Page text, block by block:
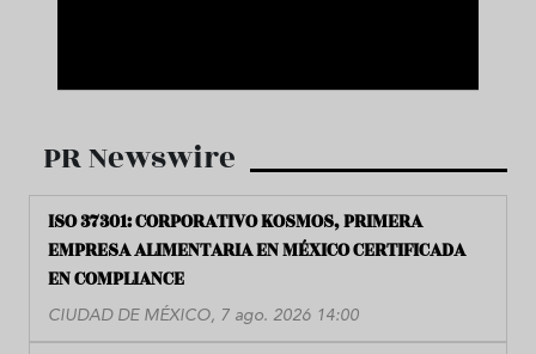
PR Newswire
ISO 37301: CORPORATIVO KOSMOS, PRIMERA
EMPRESA ALIMENTARIA EN MÉXICO CERTIFICADA
EN COMPLIANCE
CIUDAD DE MÉXICO, 7 ago. 2026 14:00